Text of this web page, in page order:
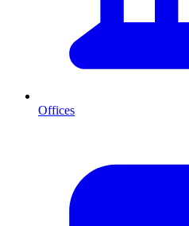
Offices